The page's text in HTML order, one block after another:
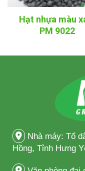
Hạt nhựa màu
PM 9022
Nhà máy: Tổ
Hồng, Tỉnh Hưng